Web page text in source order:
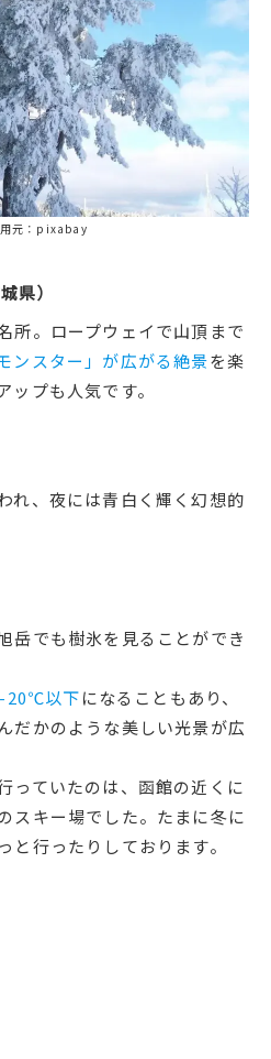
元：pixabay
県）
所。ロープウェイで山頂まで
ンスター」が広がる絶景を楽
ップも人気です。
れ、夜には青白く輝く幻想的
岳でも樹氷を見ることができ
-20℃以下になることもあり、
だかのような美しい光景が広
っていたのは、函館の近くに
スキー場でした。たまに冬に
と行ったりしております。